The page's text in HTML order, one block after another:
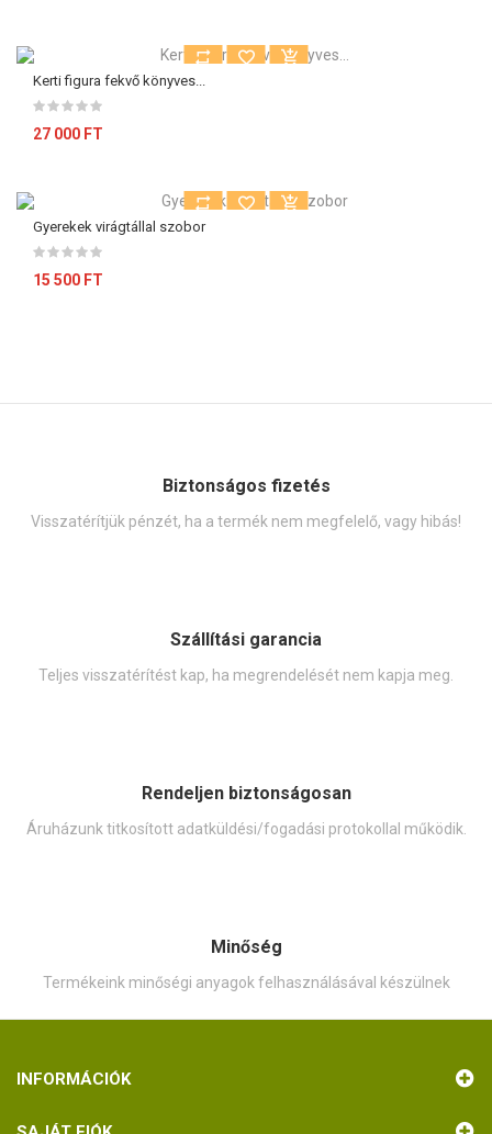
Kerti figura fekvő könyves...
27 000 FT
Gyerekek virágtállal szobor
15 500 FT
Biztonságos fizetés
Visszatérítjük pénzét, ha a termék nem megfelelő, vagy hibás!
Szállítási garancia
Teljes visszatérítést kap, ha megrendelését nem kapja meg.
Rendeljen biztonságosan
Áruházunk titkosított adatküldési/fogadási protokollal működik.
Minőség
Termékeink minőségi anyagok felhasználásával készülnek
INFORMÁCIÓK